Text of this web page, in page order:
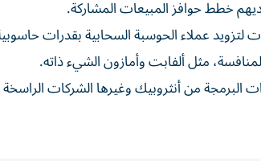
عملاء الحوسبة السحابية بقدرات
مثل ألفابت وأمازون الشيء ذاته.
من أنثروبيك وغيرها الشركات